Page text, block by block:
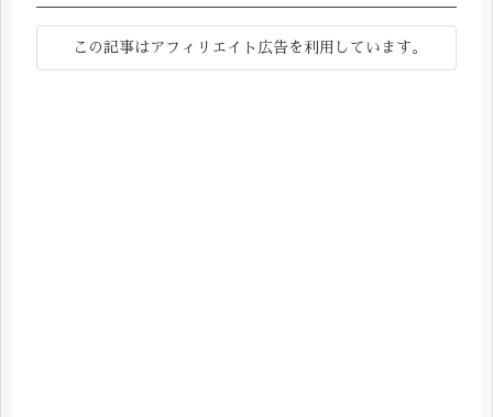
この記事はアフィリエイト広告を利用しています。